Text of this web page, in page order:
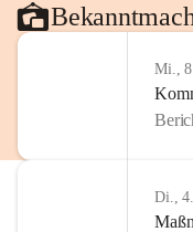
Mi.,
Di.,